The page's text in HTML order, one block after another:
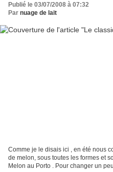
Publié le 03/07/2008 à 07:32
Par nuage de lait
Comme je le disais ici , en été nous
de melon, sous toutes les formes et
Melon au Porto . Pour changer un